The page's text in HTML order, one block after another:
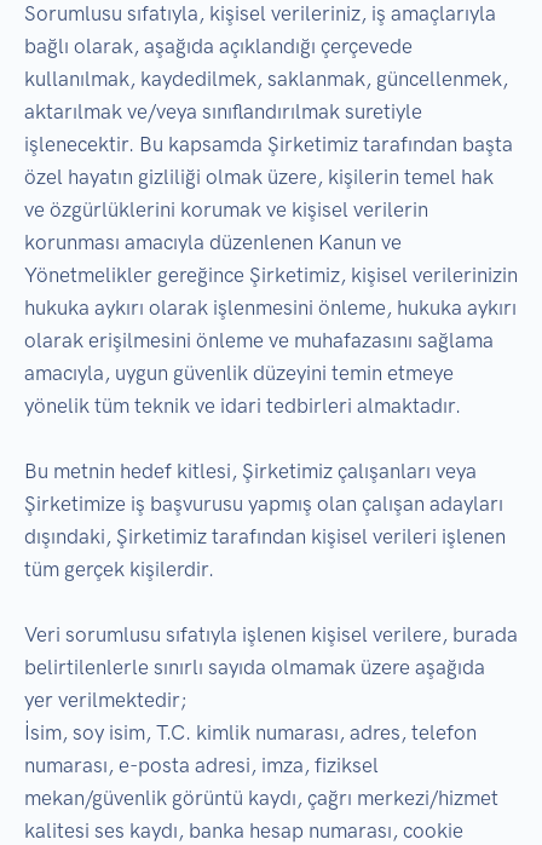
Sorumlusu sıfatıyla, kişisel verileriniz, iş amaçlarıyla
bağlı olarak, aşağıda açıklandığı çerçevede
kullanılmak, kaydedilmek, saklanmak, güncellenmek,
aktarılmak ve/veya sınıflandırılmak suretiyle
işlenecektir. Bu kapsamda Şirketimiz tarafından başta
özel hayatın gizliliği olmak üzere, kişilerin temel hak
ve özgürlüklerini korumak ve kişisel verilerin
korunması amacıyla düzenlenen Kanun ve
Yönetmelikler gereğince Şirketimiz, kişisel verilerinizin
hukuka aykırı olarak işlenmesini önleme, hukuka aykırı
olarak erişilmesini önleme ve muhafazasını sağlama
amacıyla, uygun güvenlik düzeyini temin etmeye
yönelik tüm teknik ve idari tedbirleri almaktadır.
Bu metnin hedef kitlesi, Şirketimiz çalışanları veya
Şirketimize iş başvurusu yapmış olan çalışan adayları
dışındaki, Şirketimiz tarafından kişisel verileri işlenen
tüm gerçek kişilerdir.
Veri sorumlusu sıfatıyla işlenen kişisel verilere, burada
belirtilenlerle sınırlı sayıda olmamak üzere aşağıda
yer verilmektedir;
İsim, soy isim, T.C. kimlik numarası, adres, telefon
numarası, e-posta adresi, imza, fiziksel
mekan/güvenlik görüntü kaydı, çağrı merkezi/hizmet
kalitesi ses kaydı, banka hesap numarası, cookie